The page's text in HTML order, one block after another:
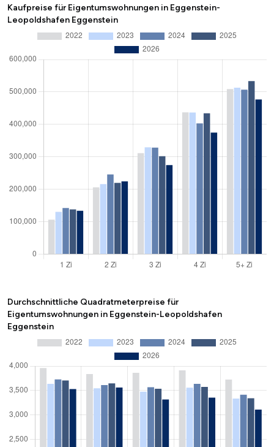
Kaufpreise für Eigentumswohnungen in Eggenstein-
Leopoldshafen Eggenstein
Durchschnittliche Quadratmeterpreise für
Eigentumswohnungen in Eggenstein-Leopoldshafen
Eggenstein